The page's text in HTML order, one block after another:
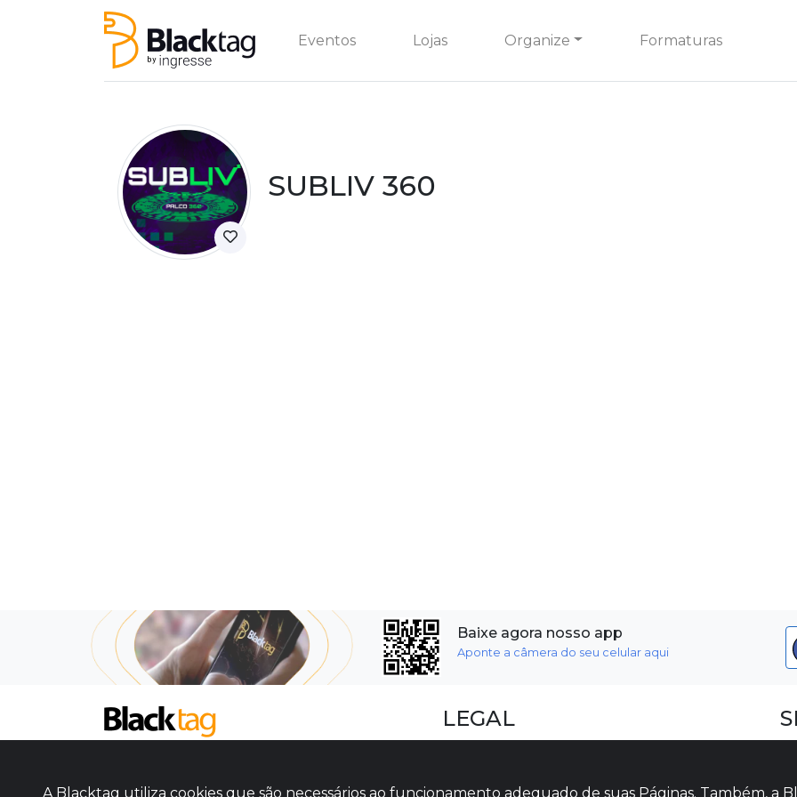
Eventos Lojas Organize Formaturas
SUBLIV 360
Baixe agora nosso app
Aponte a câmera do seu celular aqui
LEGAL
A Blacktag utiliza cookies que são necessários ao funcionamento adequado de suas Páginas. Também, a